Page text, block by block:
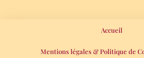
Accueil
Mentions légales & Politique de